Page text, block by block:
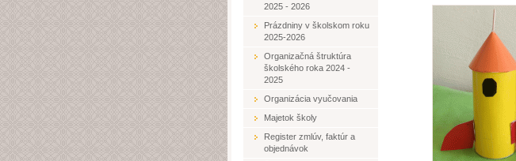
2025 - 2026
Prázdniny v školskom roku
2025-2026
Organizačná štruktúra
školského roka 2024 -
2025
Organizácia vyučovania
Majetok školy
Register zmlúv, faktúr a
objednávok